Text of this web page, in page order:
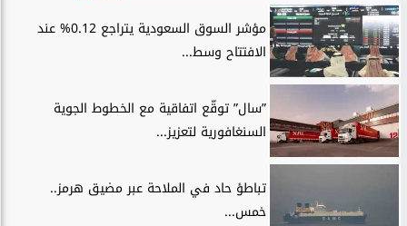
مؤشر السوق السعودية يتراجع 0.12% عند
الافتتاح وسط...
”سال” توقّع اتفاقية مع الخطوط الجوية
السنغافورية لتعزيز...
تباطؤ حاد في الملاحة عبر مضيق هرمز..
خمس...